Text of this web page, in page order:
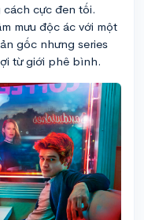
cực đen tối.
mưu độc ác với một
gốc nhưng series
từ giới phê bình.